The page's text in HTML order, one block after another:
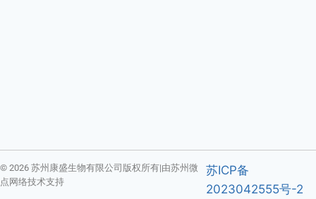
© 2026 苏州康盛生物有限公司版权所有|由苏州微
点网络技术支持
苏ICP备
2023042555号-2